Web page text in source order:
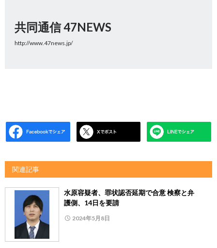
共同通信 47NEWS
http://www.47news.jp/
関連記事
水原容疑者、罪状認否延期で合意 検察と弁
護側、14日を要請
2024年5月8日